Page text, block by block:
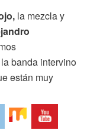
la mezcla y
banda intervino
están muy
en